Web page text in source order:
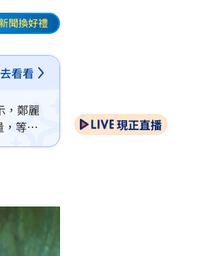
聞換好禮
去看看
，鄭麗
，等於
，這樣
現正直播